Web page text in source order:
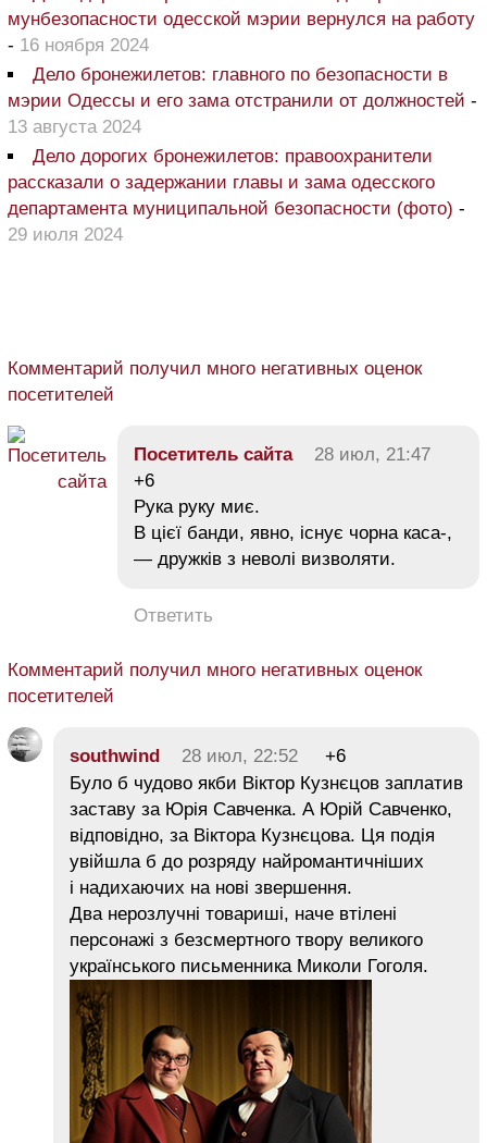
мунбезопасности одесской мэрии вернулся на работу
- 16 ноября 2024
Дело бронежилетов: главного по безопасности в
мэрии Одессы и его зама отстранили от должностей -
13 августа 2024
Дело дорогих бронежилетов: правоохранители
рассказали о задержании главы и зама одесского
департамента муниципальной безопасности (фото) -
29 июля 2024
Комментарий получил много негативных оценок
посетителей
Посетитель сайта
28 июл, 21:47
+6
Рука руку миє.
В цієї банди, явно, існує чорна каса-,
— дружків з неволі визволяти.
Ответить
Комментарий получил много негативных оценок
посетителей
southwind 28 июл, 22:52
+6
Було б чудово якби Віктор Кузнєцов заплатив
заставу за Юрія Савченка. А Юрій Савченко,
відповідно, за Віктора Кузнєцова. Ця подія
увійшла б до розряду найромантичніших
і надихаючих на нові звершення.
Два нерозлучні товариші, наче втілені
персонажі з безсмертного твору великого
українського письменника Миколи Гоголя.